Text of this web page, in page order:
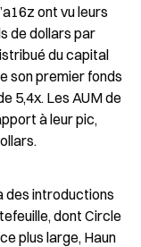
ont vu leurs
de dollars par
du capital
son premier fonds
5,4x. Les AUM de
à leur pic,
des introductions
dont Circle
plus large, Haun